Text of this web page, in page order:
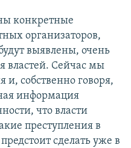
конкретные
организаторов,
выявлены, очень
властей. Сейчас мы
собственно говоря,
информация
что власти
преступления в
сделать уже в